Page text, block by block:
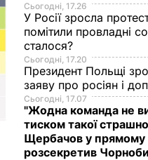
Сьогодні, 17.26
У Росії зросла
помітили провладні
сталося?
Сьогодні, 17.20
Президент Польщі
заяву про росіян і
Сьогодні, 17.07
"Жодна команда не
тиском такої
Щербачов у прямому
розсекретив